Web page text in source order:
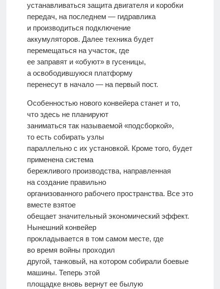
устанавливаться защита двигателя и коробки
передач, на последнем — гидравлика
и производиться подключение
аккумуляторов. Далее техника будет
перемещаться на участок, где
ее заправят и «обуют» в гусеницы,
а освободившуюся платформу
перенесут в начало — на первый пост.
Особенностью нового конвейера станет и то,
что здесь не планируют
заниматься так называемой «подсборкой»,
то есть собирать узлы
параллельно с их установкой. Кроме того, будет
применена система
бережливого производства, направленная
на создание правильно
организованного рабочего пространства. Все это
вместе взятое
обещает значительный экономический эффект.
Нынешний конвейер
прокладывается в том самом месте, где
во время войны проходил
другой, танковый, на котором собирали боевые
машины. Теперь этой
площадке вновь вернут ее былую